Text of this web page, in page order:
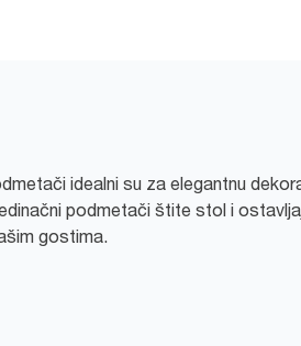
idealni su za elegantnu
podmetači štite stol i
gostima.